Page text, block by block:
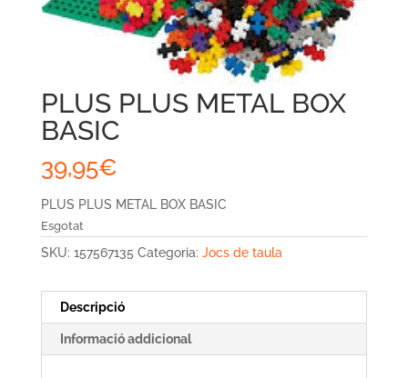
PLUS PLUS METAL BOX
BASIC
39,95€
PLUS PLUS METAL BOX BASIC
Esgotat
SKU: 157567135 Categoria: Jocs de taula
Descripció
Informació addicional